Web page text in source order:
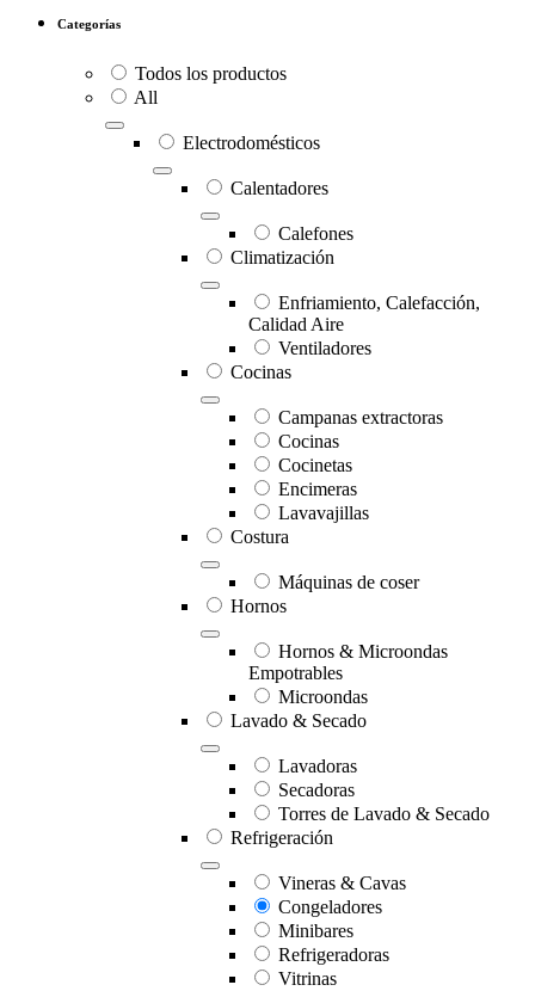
Categorías
Todos los productos
All
Electrodomésticos
Calentadores
Calefones
Climatización
Enfriamiento, Calefacción,
Calidad Aire
Ventiladores
Cocinas
Campanas extractoras
Cocinas
Cocinetas
Encimeras
Lavavajillas
Costura
Máquinas de coser
Hornos
Hornos & Microondas
Empotrables
Microondas
Lavado & Secado
Lavadoras
Secadoras
Torres de Lavado & Secado
Refrigeración
Vineras & Cavas
Congeladores
Minibares
Refrigeradoras
Vitrinas